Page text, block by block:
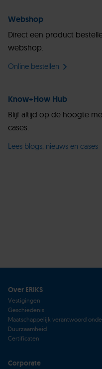
Webshop
Direct een product
webshop.
Online bestellen
Know+How Hub
Blijf altijd op de hoogte
cases.
Lees blogs, nieuws en cases
Over ERIKS
Vestigingen
Geschiedenis
Maatschappelijk verantwoord
Duurzaamheid
Certificaten
Corporate